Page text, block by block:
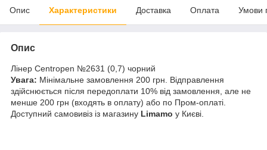
Опис Характеристики Доставка Оплата Умови
Опис
Лінер Centropen №2631 (0,7) чорний
Увага: Мінімальне замовлення 200 грн. Відправлення
здійснюється після передоплати 10% від замовлення, але не
менше 200 грн (входять в оплату) або по Пром-оплаті.
Доступний самовивіз із магазину Limamo у Києві.